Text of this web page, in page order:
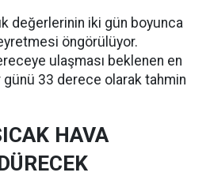
değerlerinin iki gün boyunca
öngörülüyor.
ulaşması beklenen en
günü 33 derece olarak tahmin
HAVA